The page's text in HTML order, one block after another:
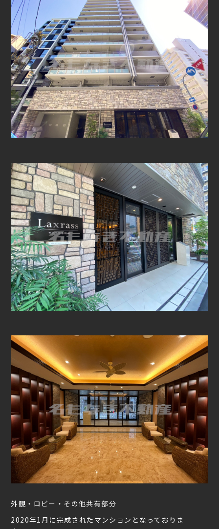
外観・ロビー・その他共有部分
2020年1月に完成されたマンションとなっておりま